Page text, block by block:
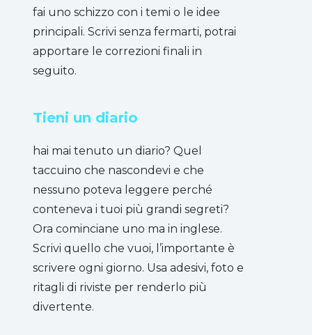
fai uno schizzo con i temi o le idee
principali. Scrivi senza fermarti, potrai
apportare le correzioni finali in
seguito.
Tieni un diario
hai mai tenuto un diario? Quel
taccuino che nascondevi e che
nessuno poteva leggere perché
conteneva i tuoi più grandi segreti?
Ora cominciane uno ma in inglese.
Scrivi quello che vuoi, l’importante è
scrivere ogni giorno. Usa adesivi, foto e
ritagli di riviste per renderlo più
divertente.